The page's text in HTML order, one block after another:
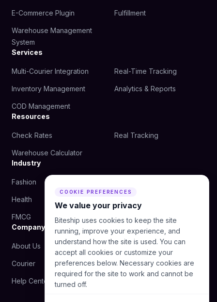
E-Commerce Plugin Fulfillment
Warehouse Management
System
Services
Multi-Courier Integration Real-Time Tracking
Inventory Management Analytics & Reports
COD Management
Resources
Check Rates Real Tracking
Warehouse Calculator
Industry
Fashion
Health
FMCG
Company
About Us Blog
Courier Contact Us
Help Center
COOKIE PREFERENCES
We value your privacy
Biteship uses cookies to keep the site
running, improve your experience, and
understand how the site is used. You can
accept all cookies or customize your
preferences below. Necessary cookies are
required for the site to work and cannot be
turned off.